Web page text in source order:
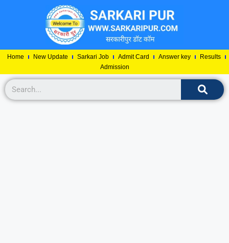
Home New Update Sarkari Job Admit Card Answer key
Results
Admission